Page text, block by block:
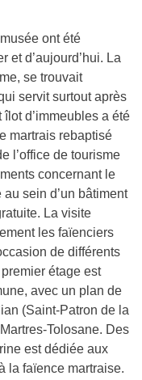
ont été
et d’aujourd’hui. La
se trouvait
servit surtout après
d’immeubles a été
martrais rebaptisé
l’office de tourisme
concernant le
sein d’un bâtiment
La visite
les faïenciers
de différents
étage est
avec un plan de
(Saint-Patron de la
Tolosane. Des
est dédiée aux
la faïence martraise.